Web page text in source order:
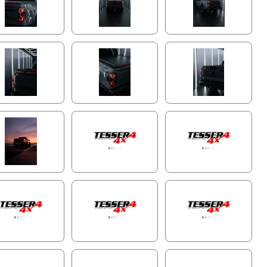
Sistema de Travamento Interno Seguro
para máxima segurança, o sistema de travas de
protege sua carga contra acessos não autorizados. O
pode ser desbloqueado facilmente com uma alça,
um funcionamento suave mesmo em temperaturas
de Segurança Reforçadas para Máxima
Proteção
Roll+ apresenta lâminas de alumínio mais largas e
à prova de cortes, reforçadas com borracha para
excepcional e total segurança da carga. Oferece
inigualável em todas as condições.
Sistema de Drenagem Dupla com Tecnologia Anti-
a caçamba do seu pickup seca e funcional com o